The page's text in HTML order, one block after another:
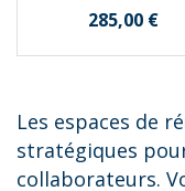
Prix
285,00 €
Les espaces de
stratégiques
collaborateurs.